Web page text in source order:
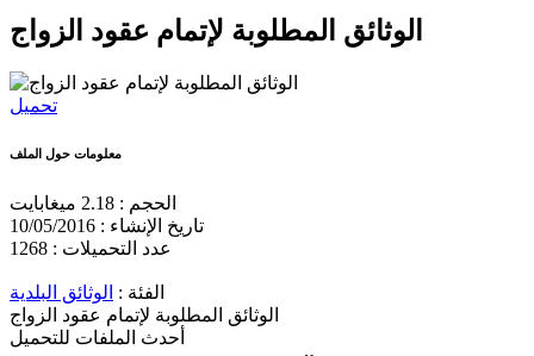
الوثائق المطلوبة لإتمام عقود الزواج
تحميل
معلومات حول الملف
الحجم : 2.18 ميغابايت
تاريخ الإنشاء : 10/05/2016
عدد التحميلات : 1268
الفئة : الوثائق البلدية
الوثائق المطلوبة لإتمام عقود الزواج
أحدث الملفات للتحميل